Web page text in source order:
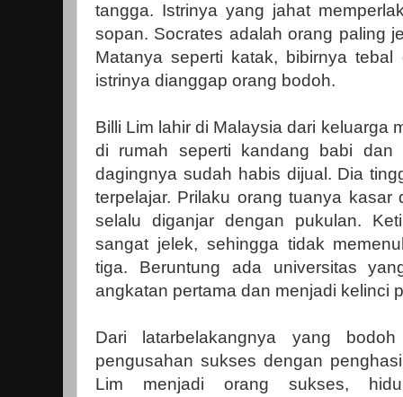
tangga. Istrinya yang jahat
sopan. Socrates adalah orang paling
Matanya seperti katak, bibirnya
istrinya dianggap orang bodoh.
Billi Lim lahir di Malaysia dari keluarga
di rumah seperti kandang babi dan
dagingnya sudah habis dijual. Dia
terpelajar. Prilaku orang tuanya
selalu diganjar dengan pukulan.
sangat jelek, sehingga tidak
tiga. Beruntung ada universitas
angkatan pertama dan menjadi kelinci
Dari latarbelakangnya yang
pengusahan sukses dengan
Lim menjadi orang sukses,